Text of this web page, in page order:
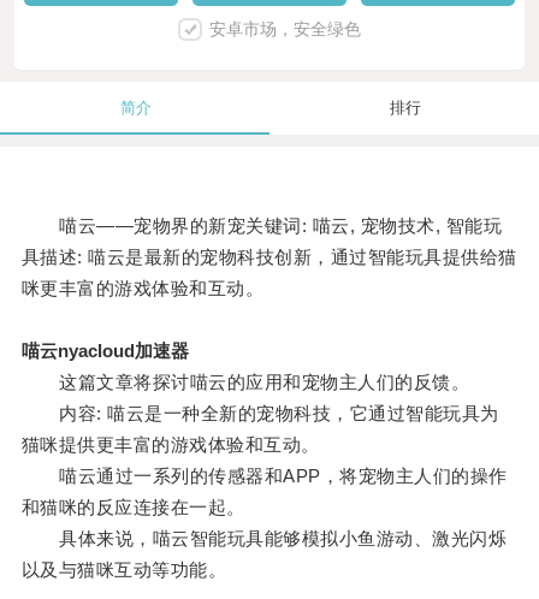
安卓市场，安全绿色
简介 排行
喵云——宠物界的新宠关键词: 喵云, 宠物技术, 智能玩
具描述: 喵云是最新的宠物科技创新，通过智能玩具提供给猫
咪更丰富的游戏体验和互动。
喵云nyacloud加速器
这篇文章将探讨喵云的应用和宠物主人们的反馈。
内容: 喵云是一种全新的宠物科技，它通过智能玩具为
猫咪提供更丰富的游戏体验和互动。
喵云通过一系列的传感器和APP，将宠物主人们的操作
和猫咪的反应连接在一起。
具体来说，喵云智能玩具能够模拟小鱼游动、激光闪烁
以及与猫咪互动等功能。